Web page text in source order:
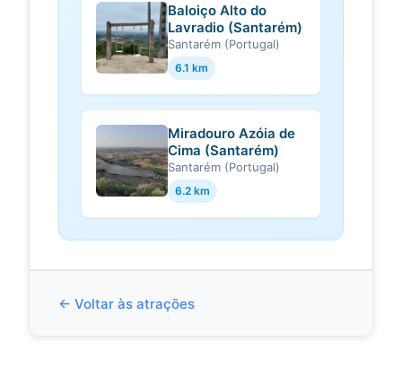
Baloiço Alto do
Lavradio (Santarém)
Santarém (Portugal)
6.1 km
Miradouro Azóia de
Cima (Santarém)
Santarém (Portugal)
6.2 km
← Voltar às atrações